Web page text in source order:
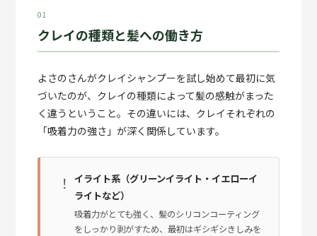
01
クレイの種類と髪への働き方
よさのさんがクレイシャンプーを試し始めて最初に気
づいたのが、クレイの種類によって髪の感触がまった
く違うということ。その違いには、クレイそれぞれの
「吸着力の強さ」が深く関係しています。
！
イライト系（グリーンイライト・イエローイ
ライトなど）
吸着力がとても強く、髪のシリコンコーティング
をしっかり剥がすため、最初はギシギシきしみを